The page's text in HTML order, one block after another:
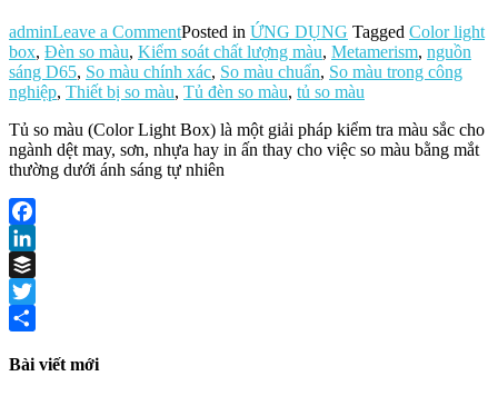
adminLeave a Commenton
TỦ
SO
MÀU
KIỂM
SOÁT
MÀU
Posted in ỨNG DỤNG Tagged Color light
box, Đèn so màu, Kiểm soát chất lượng màu, Metamerism, nguồn
sáng D65, So màu chính xác, So màu chuẩn, So màu trong công
nghiệp, Thiết bị so màu, Tủ đèn so màu, tủ so màu
Tủ so màu (Color Light Box) là một giải pháp kiểm tra màu sắc cho
ngành dệt may, sơn, nhựa hay in ấn thay cho việc so màu bằng mắt
thường dưới ánh sáng tự nhiên
Facebook
LinkedIn
Buffer
Twitter
Bài viết mới